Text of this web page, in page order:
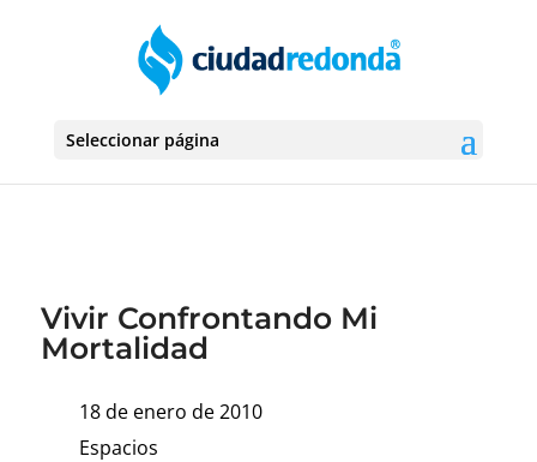
Seleccionar página
Vivir Confrontando Mi
Mortalidad
18 de enero de 2010
Espacios